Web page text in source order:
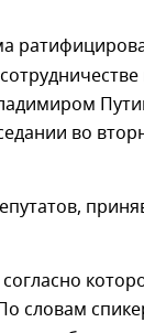
во
словам